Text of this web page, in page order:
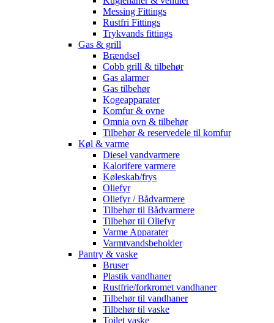
Messing Fittings
Rustfri Fittings
Trykvands fittings
Gas & grill
Brændsel
Cobb grill & tilbehør
Gas alarmer
Gas tilbehør
Kogeapparater
Komfur & ovne
Omnia ovn & tilbehør
Tilbehør & reservedele til komfur
Køl & varme
Diesel vandvarmere
Kalorifere varmere
Køleskab/frys
Oliefyr
Oliefyr / Bådvarmere
Tilbehør til Bådvarmere
Tilbehør til Oliefyr
Varme Apparater
Varmtvandsbeholder
Pantry & vaske
Bruser
Plastik vandhaner
Rustfrie/forkromet vandhaner
Tilbehør til vandhaner
Tilbehør til vaske
Toilet vaske